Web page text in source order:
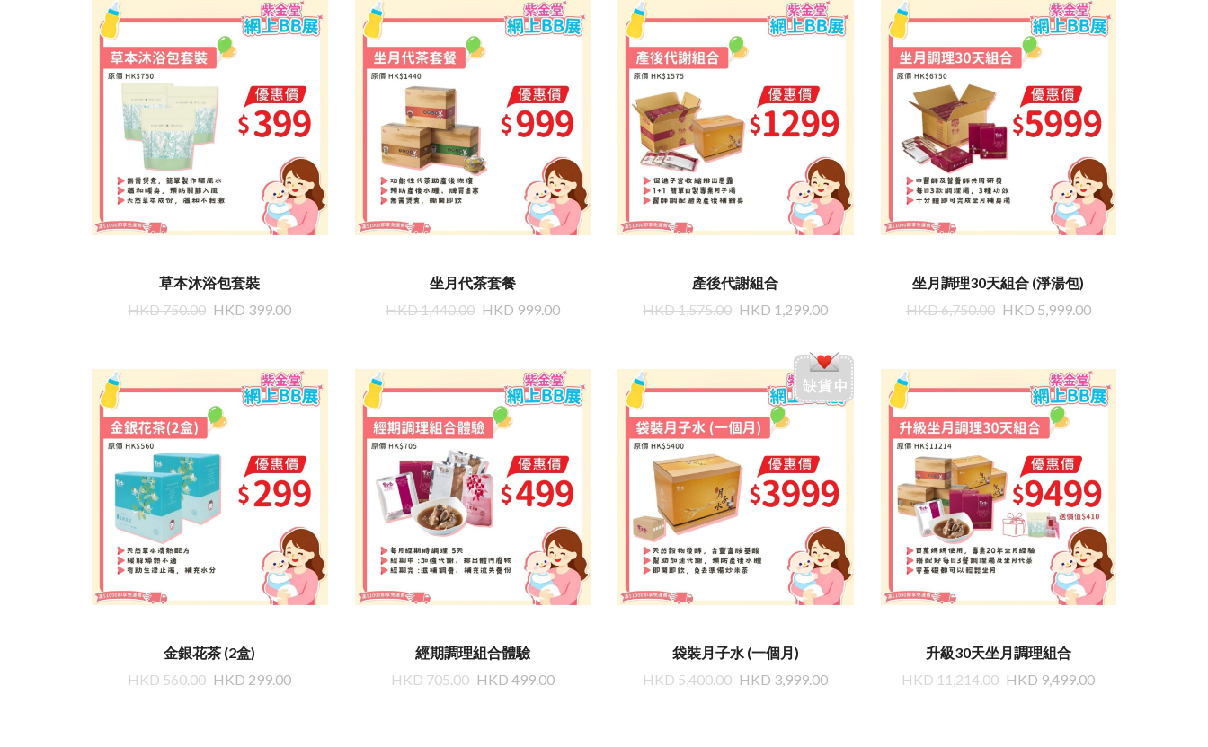
草本沐浴包套裝
HKD 750.00 HKD 399.00
坐月代茶套餐
HKD 1,440.00 HKD 999.00
產後代謝組合
HKD 1,575.00 HKD 1,299.00
坐月調理30天組合 (淨湯包)
HKD 6,750.00 HKD 5,999.00
金銀花茶 (2盒)
HKD 560.00 HKD 299.00
經期調理組合體驗
HKD 705.00 HKD 499.00
袋裝月子水 (一個月)
HKD 5,400.00 HKD 3,999.00
升級30天坐月調理組合
HKD 11,214.00 HKD 9,499.00